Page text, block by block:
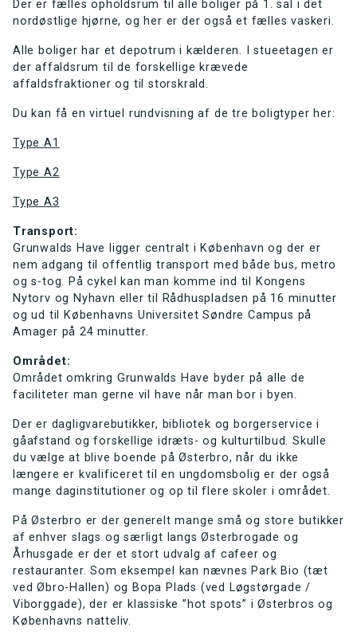
Der er fælles opholdsrum til alle boliger på 1. sal i det
nordøstlige hjørne, og her er der også et fælles vaskeri.
Alle boliger har et depotrum i kælderen. I stueetagen er
der affaldsrum til de forskellige krævede
affaldsfraktioner og til storskrald.
Du kan få en virtuel rundvisning af de tre boligtyper her:
Type A1
Type A2
Type A3
Transport:
Grunwalds Have ligger centralt i København og der er
nem adgang til offentlig transport med både bus, metro
og s-tog. På cykel kan man komme ind til Kongens
Nytorv og Nyhavn eller til Rådhuspladsen på 16 minutter
og ud til Københavns Universitet Søndre Campus på
Amager på 24 minutter.
Området:
Området omkring Grunwalds Have byder på alle de
faciliteter man gerne vil have når man bor i byen.
Der er dagligvarebutikker, bibliotek og borgerservice i
gåafstand og forskellige idræts- og kulturtilbud. Skulle
du vælge at blive boende på Østerbro, når du ikke
længere er kvalificeret til en ungdomsbolig er der også
mange daginstitutioner og op til flere skoler i området.
På Østerbro er der generelt mange små og store butikker
af enhver slags og særligt langs Østerbrogade og
Århusgade er der et stort udvalg af cafeer og
restauranter. Som eksempel kan nævnes Park Bio (tæt
ved Øbro-Hallen) og Bopa Plads (ved Løgstørgade /
Viborggade), der er klassiske ”hot spots” i Østerbros og
Københavns natteliv.